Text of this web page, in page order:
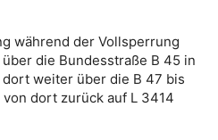
während der Vollsperrung
die Bundesstraße B 45 in
weiter über die B 47 bis
dort zurück auf L 3414